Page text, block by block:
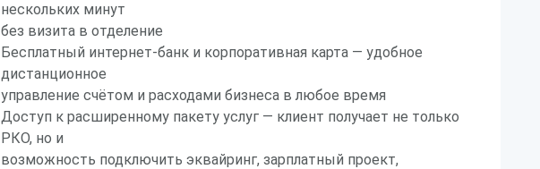
нескольких минут
без визита в отделение
Бесплатный интернет-банк и корпоративная карта — удобное
дистанционное
управление счётом и расходами бизнеса в любое время
Доступ к расширенному пакету услуг — клиент получает не только
РКО, но и
возможность подключить эквайринг, зарплатный проект,